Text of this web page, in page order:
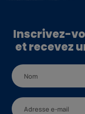
Inscrivez-
et recevez